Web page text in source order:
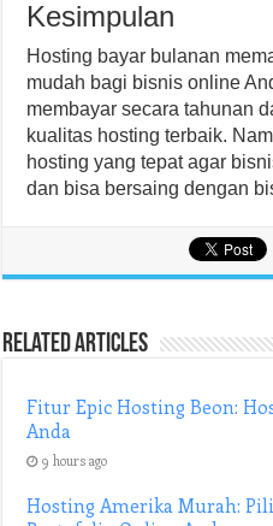
Kesimpulan
Hosting bayar bulanan
mudah bagi bisnis online
membayar secara tahunan
kualitas hosting terbaik.
hosting yang tepat agar
dan bisa bersaing dengan
Related Articles
Fitur Epic Hosting Beon:
Anda
9 hours ago
Hosting Amerika Murah: